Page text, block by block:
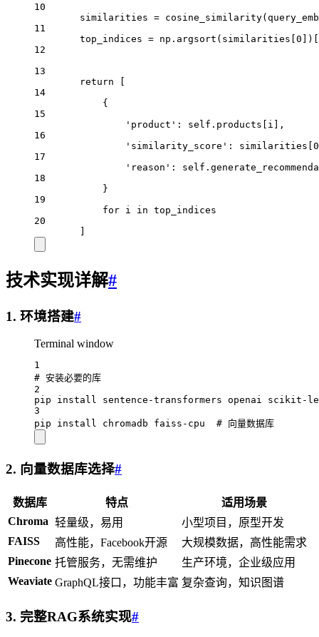
10
similarities =
11
top_indices = np.argsort(similarities[ 0 ])[
12
13
return
14
{
15
'product' : self .products[i],
16
'similarity_score' : similarities[ 0
17
'reason' : self
18
}
19
for i in top_indices
20
技术实现详解#
1. 环境搭建#
Terminal window
1
# 安装必要的库
2
pip
install sentence-transformers openai
scikit-
3
pip
install chromadb faiss-cpu # 向量数据库
2. 向量数据库选择#
数据库 特点
适用场景
Chroma 轻量级，易用
小型项目，原型开发
FAISS
高性能，Facebook开源
大规模数据，高性能需求
Pinecone 托管服务，无需维护
生产环境，企业级应用
Weaviate GraphQL接口，功能丰富 复杂查询，知识图谱
3. 完整RAG系统实现#